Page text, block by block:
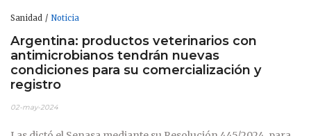
Sanidad Noticia
Argentina: productos veterinarios con
antimicrobianos tendrán nuevas
condiciones para su comercialización y
registro
02-may-2024